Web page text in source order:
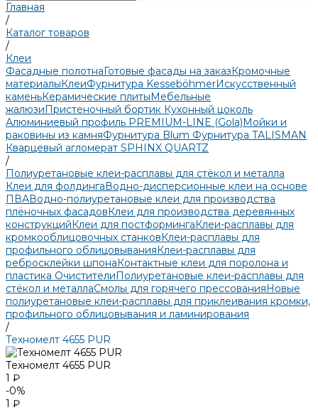
Главная
/
Каталог товаров
/
Клеи
Фасадные полотнаГотовые фасады на заказКромочные
материалыКлеиФурнитура KesseböhmerИскусственный
каменьКерамические плитыМебельные
жалюзиПристеночный бортик Кухонный цоколь
Алюминиевый профиль PREMIUM-LINE (Gola)Мойки и
раковины из камняФурнитура Blum Фурнитура TALISMAN
Кварцевый агломерат SPHINX QUARTZ
/
Полиуретановые клеи-расплавы для стёкол и металла
Клеи для фолдингаВодно-дисперсионные клеи на основе
ПВАВодно-полиуретановые клеи для производства
плёночных фасадовКлеи для производства деревянных
конструкцийКлеи для постформингаКлеи-расплавы для
кромкооблицовочных станковКлеи-расплавы для
профильного облицовыванияКлеи-расплавы для
ребросклейки шпонаКонтактные клеи для поролона и
пластика ОчистителиПолиуретановые клеи-расплавы для
стёкол и металлаСмолы для горячего прессованияНовые
полиуретановые клеи-расплавы для приклеивания кромки,
профильного облицовывания и ламинирования
/
Техномелт 4655 PUR
Техномелт 4655 PUR
1 ₽
-0%
1 ₽